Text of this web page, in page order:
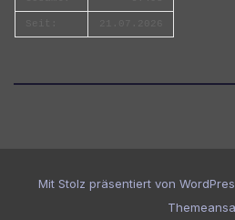
Mit Stolz präsentiert von